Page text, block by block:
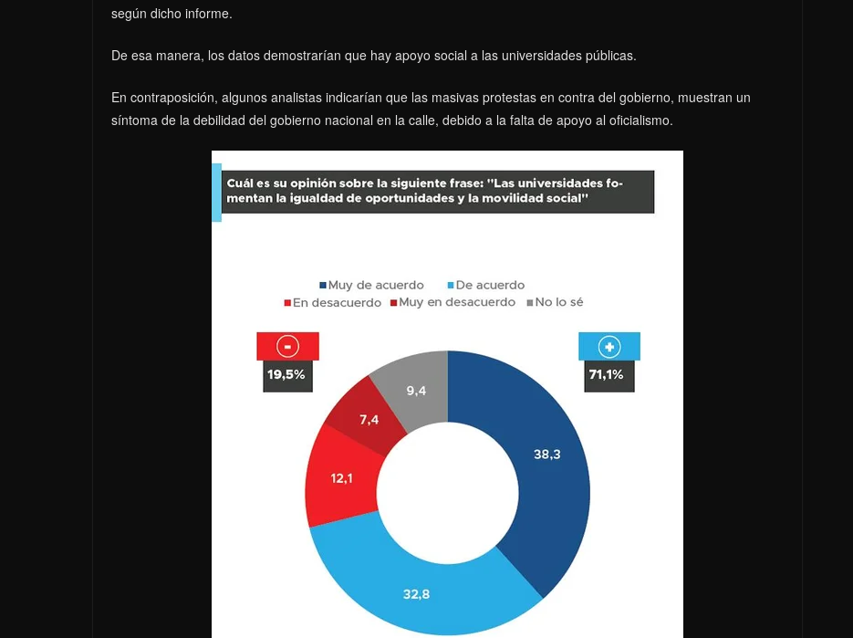
según dicho informe.
De esa manera, los datos demostrarían que hay apoyo social a las universidades públicas.
En contraposición, algunos analistas indicarían que las masivas protestas en contra del gobierno, muestran un
síntoma de la debilidad del gobierno nacional en la calle, debido a la falta de apoyo al oficialismo.